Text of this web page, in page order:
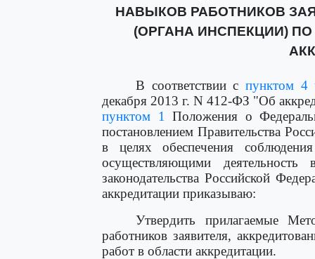
НАВЫКОВ РАБОТНИКОВ
(ОРГАНА ИНСПЕКЦИИ)
В соответствии с пунктом 4
декабря 2013 г. N 412-ФЗ "Об
пунктом 1
Положения о
постановлением Правительства
в целях обеспечения
осуществляющими деятельность
законодательства Российской
аккредитации приказываю:
Утвердить прилагаемые
работников заявителя,
работ в области аккредитации.